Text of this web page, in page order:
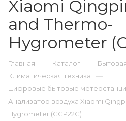
Xiaomi
and Thermo-
Hygrometer
Главная — Каталог —
Климатическая техника —
Цифровые бытовые
Анализатор воздуха Xiaomi
Hygrometer (CGP22C)